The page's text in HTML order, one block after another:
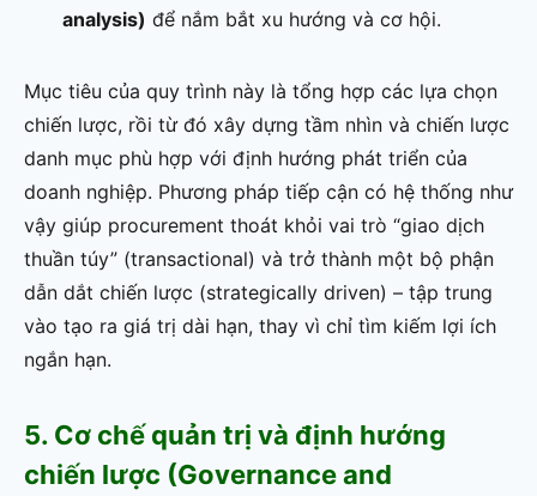
analysis) để nắm bắt xu hướng và cơ hội.
Mục tiêu của quy trình này là tổng hợp các lựa chọn
chiến lược, rồi từ đó xây dựng tầm nhìn và chiến lược
danh mục phù hợp với định hướng phát triển của
doanh nghiệp. Phương pháp tiếp cận có hệ thống như
vậy giúp procurement thoát khỏi vai trò “giao dịch
thuần túy” (transactional) và trở thành một bộ phận
dẫn dắt chiến lược (strategically driven) – tập trung
vào tạo ra giá trị dài hạn, thay vì chỉ tìm kiếm lợi ích
ngắn hạn.
5. Cơ chế quản trị và định hướng
chiến lược (Governance and